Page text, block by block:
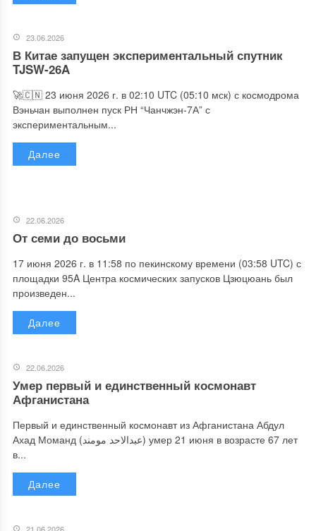
23.06.2026
В Китае запущен экспериментальный спутник
TJSW-26A
🚀🇨🇳 23 июня 2026 г. в 02:10 UTC (05:10 мск) с космодрома
Вэньчан выполнен пуск РН “Чанчжэн-7А” с
экспериментальным...
Далее
22.06.2026
От семи до восьми
17 июня 2026 г. в 11:58 по пекинскому времени (03:58 UTC) с
площадки 95A Центра космических запусков Цзюцюань был
произведен...
Далее
22.06.2026
Умер первый и единственный космонавт
Афганистана
Первый и единственный космонавт из Афганистана Абдул
Ахад Моманд (عبدالاحد مومند) умер 21 июня в возрасте 67 лет
в...
Далее